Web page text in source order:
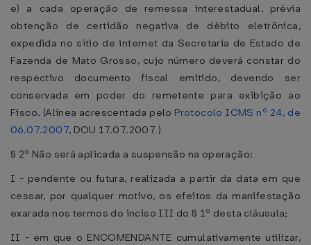
e) a cada operação de remessa interestadual, prévia
obtenção de certidão negativa de débito eletrônica,
expedida no sítio de internet da Secretaria de Estado de
Fazenda de Mato Grosso, cujo número deverá constar do
respectivo documento fiscal emitido, devendo ser
conservada em poder do remetente para exibição ao
Fisco. (Alínea acrescentada pelo Protocolo ICMS nº 24, de
06.07.2007, DOU 17.07.2007 )
§ 2º Não será aplicada a suspensão na operação:
I - pendente ou futura, realizada a partir da data em que
cessar, por qualquer motivo, os efeitos da manifestação
exarada nos termos do inciso III do § 1º desta cláusula;
II - em que o ENCOMENDANTE cumulativamente utilizar,